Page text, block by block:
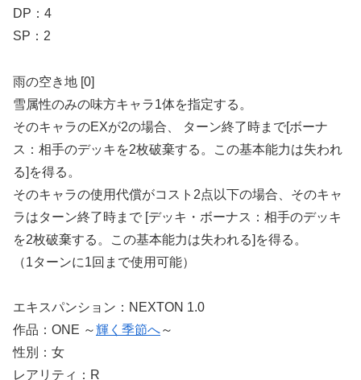
DP：4
SP：2
雨の空き地 [0]
雪属性のみの味方キャラ1体を指定する。
そのキャラのEXが2の場合、 ターン終了時まで[ボーナ
ス：相手のデッキを2枚破棄する。この基本能力は失われ
る]を得る。
そのキャラの使用代償がコスト2点以下の場合、そのキャ
ラはターン終了時まで [デッキ・ボーナス：相手のデッキ
を2枚破棄する。この基本能力は失われる]を得る。
（1ターンに1回まで使用可能）
エキスパンション：NEXTON 1.0
作品：ONE ～輝く季節へ～
性別：女
レアリティ：R